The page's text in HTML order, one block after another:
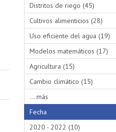
Distritos de riego (45)
Cultivos alimenticios (28)
Uso eficiente del agua (19)
Modelos matemáticos (17)
Agricultura (15)
Cambio climático (15)
... más
Fecha
2020 - 2022 (10)